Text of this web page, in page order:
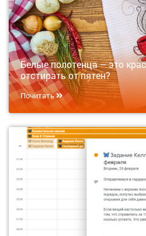
Белые полотенца – это
отстирать от пятен?
Почитать